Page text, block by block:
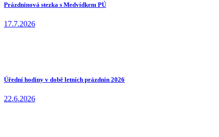
Prázdninová stezka s Medvídkem PÚ
17.7.2026
Úřední hodiny v době letních prázdnin 2026
22.6.2026